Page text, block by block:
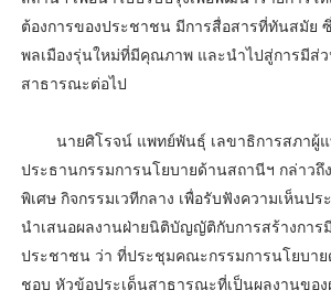
ต้องการของประชาชน มีการสื่อสารที่ทันสมัย
พลเมืองรุ่นใหม่ที่มีคุณภาพ และนำไปสู่การมีส่
สาธารณะต่อไป
นายศิโรจน์ แพทย์พันธุ์ เลขาธิการสภาผู้แ
ประธานกรรมการนโยบายด้านสถานีฯ กล่าวถึ
พิเศษ กิจกรรมเวทีกลาง เพื่อรับฟังความเห็นป
นำเสนอผลงานฝ่ายนิติบัญญัติกับการสร้างการ
ประชาชน ว่า ที่ประชุมคณะกรรมการนโยบา
ชอบ หัวข้อประเด็นสาธารณะที่เป็นผลงานข